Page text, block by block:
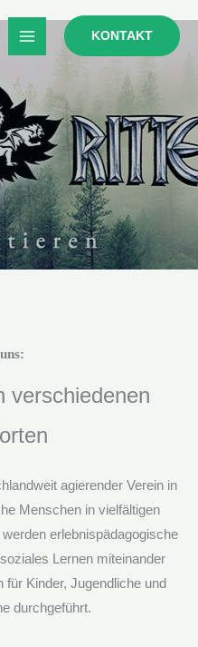
KONTAKT
verschiedenen
agierender Verein in
Menschen in vielfältigen
erlebnispädagogische
Lernen miteinander
Kinder, Jugendliche und
durchgeführt.